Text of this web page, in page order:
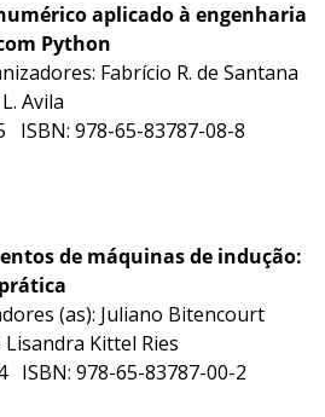
aplicado à engenharia
com Python
Fabrício R. de Santana
Avila
ISBN: 978-65-83787-08-8
de máquinas de indução:
(as): Juliano Bitencourt
Lisandra Kittel Ries
ISBN: 978-65-83787-00-2